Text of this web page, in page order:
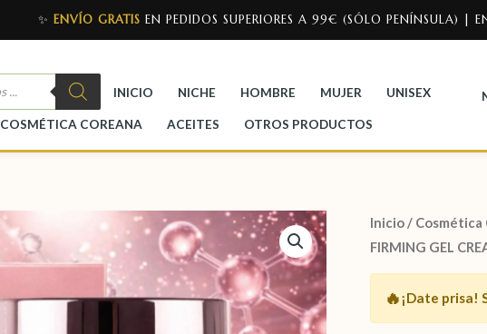
✨ ENVÍO GRATIS EN PEDIDOS SUPERIORES A 99€ (SÓLO PENÍNSULA) |
INICIO NICHE HOMBRE MUJER UNISEX
COSMÉTICA COREANA ACEITES OTROS PRODUCTOS
Inicio/ Cosmética
FIRMING GEL
🔥¡Date prisa!